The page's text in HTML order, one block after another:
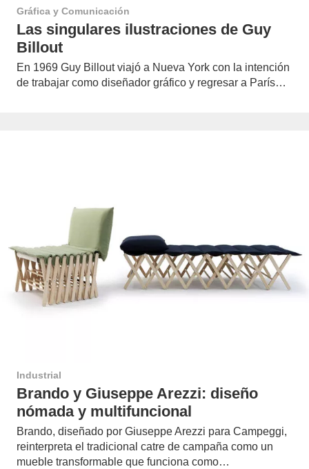
Gráfica y Comunicación
Las singulares ilustraciones de Guy
Billout
En 1969 Guy Billout viajó a Nueva York con la intención
de trabajar como diseñador gráfico y regresar a París…
Industrial
Brando y Giuseppe Arezzi: diseño
nómada y multifuncional
Brando, diseñado por Giuseppe Arezzi para Campeggi,
reinterpreta el tradicional catre de campaña como un
mueble transformable que funciona como…